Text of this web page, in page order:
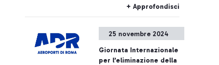
subire ritardi o
cancellazioni.
+ Approfondisci
25 novembre 2024
Giornata Internazionale
per l’eliminazione della